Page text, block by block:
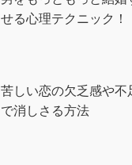
せる心理テクニック！
苦しい恋の欠乏感や不
で消しさる方法